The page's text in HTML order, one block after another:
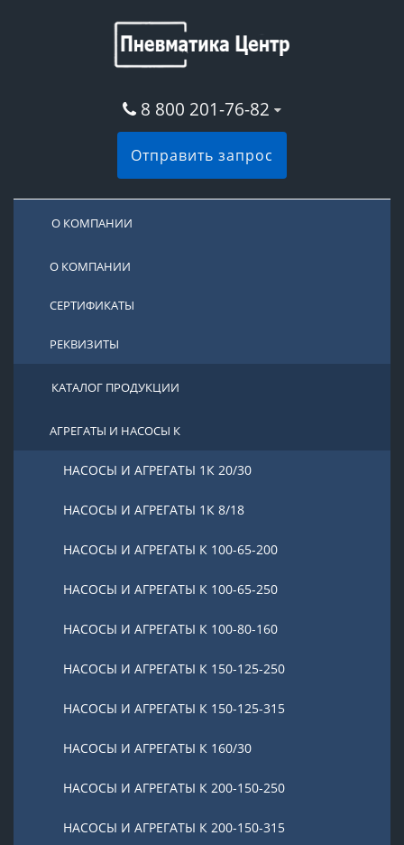
8 800 201-76-82
Отправить запрос
О КОМПАНИИ
О КОМПАНИИ
СЕРТИФИКАТЫ
РЕКВИЗИТЫ
КАТАЛОГ ПРОДУКЦИИ
АГРЕГАТЫ И НАСОСЫ К
НАСОСЫ И АГРЕГАТЫ 1К 20/30
НАСОСЫ И АГРЕГАТЫ 1К 8/18
НАСОСЫ И АГРЕГАТЫ К 100-65-200
НАСОСЫ И АГРЕГАТЫ К 100-65-250
НАСОСЫ И АГРЕГАТЫ К 100-80-160
НАСОСЫ И АГРЕГАТЫ К 150-125-250
НАСОСЫ И АГРЕГАТЫ К 150-125-315
НАСОСЫ И АГРЕГАТЫ К 160/30
НАСОСЫ И АГРЕГАТЫ К 200-150-250
НАСОСЫ И АГРЕГАТЫ К 200-150-315